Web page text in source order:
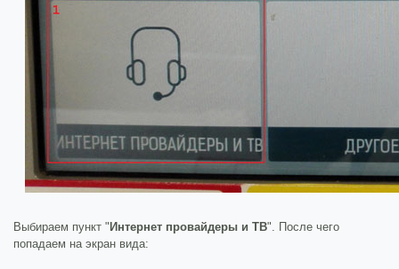
Выбираем пункт " Интернет провайдеры и ТВ". После чего
попадаем на экран вида: